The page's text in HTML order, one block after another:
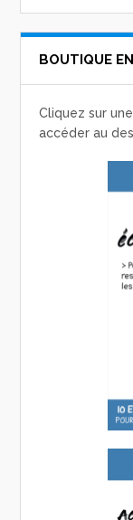
BOUTIQUE
Cliquez sur
accéder au